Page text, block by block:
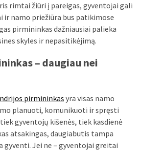
rimtai žiūri į pareigas, gyventojai gali
ir namo priežiūra bus patikimose
pirmininkas dažniausiai palieka
skyles ir nepasitikėjimą.
– daugiau nei
pirmininkas yra visas namo
planuoti, komunikuoti ir spręsti
gyventojų kišenės, tiek kasdienė
atsakingas, daugiabutis tampa
gyventi. Jei ne – gyventojai greitai